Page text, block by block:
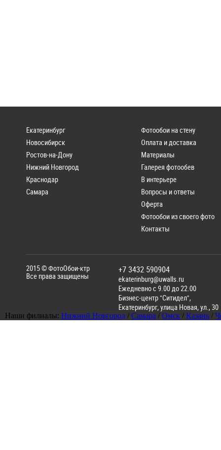
Екатеринбург
Новосибирск
Ростов-на-Дону
Нижний Новгород
Краснодар
Самара
Фотообои на стену
Оплата и доставка
Материалы
Галерея фотообев
В интерьере
Вопросы и ответы
Оферта
Фотообои из своего фото
Контакты
2015 ©ФотоОбои-ктр
Все права защищены
+7 3432 590904
ekaterinburg@uwalls.ru
Ежедневно с 9.00 до 22.00
Бизнес-центр "Ситидел",
Екатеринбург,улица Новая, ул., 30
Наши филиалы: Нижний Новгород / Самара / Омск / Казань /